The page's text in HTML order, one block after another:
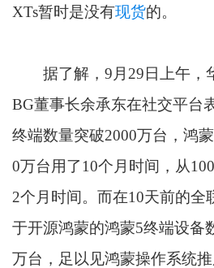
XTs暂时是没有现货的。
据了解，9月29日上午，
BG董事长余承东在社交平台
终端数量突破2000万台，鸿
0万台用了10个月时间，从
2个月时间。而在10天前的全
于开源鸿蒙的鸿蒙5终端设备
万台，足以见鸿蒙操作系统